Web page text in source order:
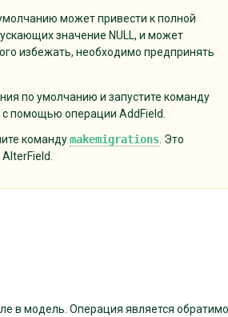
может привести к полной
значение NULL, и может
избежать, необходимо предпринять
по умолчанию и запустите команду
помощью операции AddField.
командуmakemigrations. Это
в модель. Операция является